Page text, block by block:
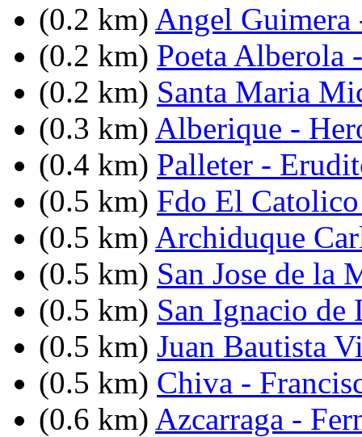
(0.2 km) Angel Guimera
(0.2 km) Poeta Alberola
(0.2 km) Santa Maria
(0.3 km) Alberique -
(0.4 km) Palleter -
(0.5 km) Fdo El
(0.5 km) Archiduque
(0.5 km) San Jose de la
(0.5 km) San Ignacio de
(0.5 km) Juan Bautista
(0.5 km) Chiva -
(0.6 km) Azcarraga -